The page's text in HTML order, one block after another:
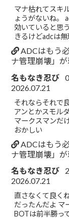
マナ枯れてスキ
ょうがないね。
効いていると思
きるけどadcは無
ADCはもう
ナ管理崩壊」
名もなき忍び
2026.07.21
それならそれで
アンとかスモル
マークスマンだ
おかしい
ADCはもう
ナ管理崩壊」
名もなき忍び
2026.07.21
直さなくて良く
だったんだよ マ
BOTは前半勝っ